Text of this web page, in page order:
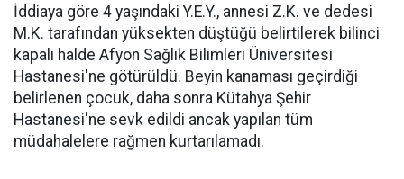
İddiaya göre 4 yaşındaki Y.E.Y., annesi Z.K. ve dedesi
M.K. tarafından yüksekten düştüğü belirtilerek bilinci
kapalı halde Afyon Sağlık Bilimleri Üniversitesi
Hastanesi'ne götürüldü. Beyin kanaması geçirdiği
belirlenen çocuk, daha sonra Kütahya Şehir
Hastanesi'ne sevk edildi ancak yapılan tüm
müdahalelere rağmen kurtarılamadı.